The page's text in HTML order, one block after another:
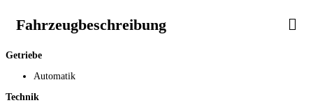
Fahrzeugbeschreibung
Getriebe
Automatik
Technik